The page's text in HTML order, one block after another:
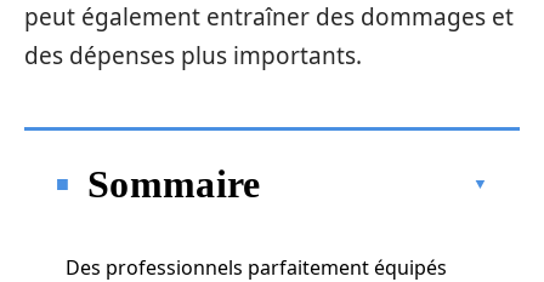
peut également entraîner des dommages et
des dépenses plus importants.
Sommaire
Des professionnels parfaitement équipés